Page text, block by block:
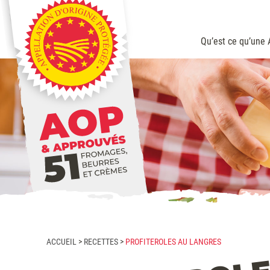
Qu’est ce qu’une
Nos
Les
ACCUEIL > RECETTES > PROFITEROLES AU LANGRES